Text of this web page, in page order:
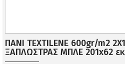
ΠΑΝΙ TEXTILENE 600gr/m2
ΞΑΠΛΩΣΤΡΑΣ ΜΠΛΕ 201x62